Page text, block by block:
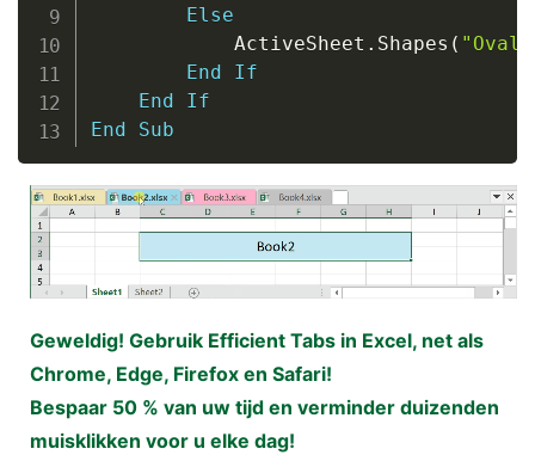
Else
            ActiveSheet
. Shapes ( "Oval
End
If
End
If
End
Sub
Geweldig! Gebruik Efficient Tabs in Excel, net als
Chrome, Edge, Firefox en Safari!
Bespaar 50 % van uw tijd en verminder duizenden
muisklikken voor u elke dag!